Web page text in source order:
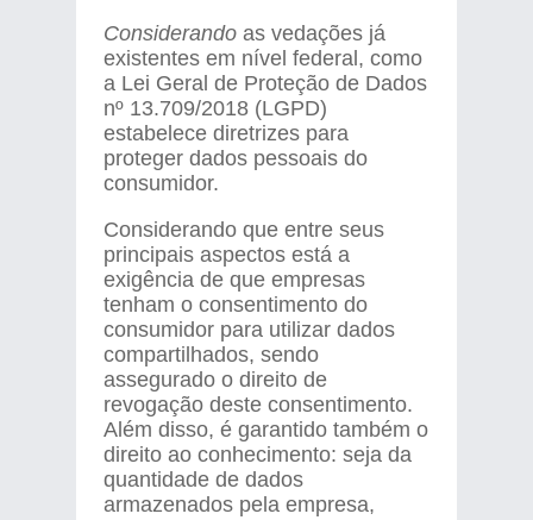
Considerandoas vedações já
existentes em nível federal, como
a Lei Geral de Proteção de Dados
nº 13.709/2018 (LGPD)
estabelece diretrizes para
proteger dados pessoais do
consumidor.
Considerando que entre seus
principais aspectos está a
exigência de que empresas
tenham o consentimento do
consumidor para utilizar dados
compartilhados, sendo
assegurado o direito de
revogação deste consentimento.
Além disso, é garantido também o
direito ao conhecimento: seja da
quantidade de dados
armazenados pela empresa,